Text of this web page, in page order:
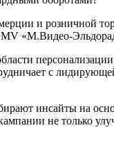
и розничной
«М.Видео-
с
инсайты на
не только